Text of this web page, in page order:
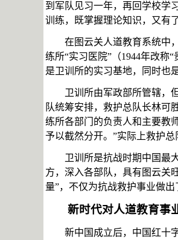
到军队见习一年，再回学校学
训练，既掌握理论知识，又有
在图云关人道教育系统中
练所“实习医院”（1944年改称“
是卫训所的实习基地，同时也
卫训所由军政部所管辖，
队统筹安排，救护总队长林可
练所各部门的负责人和主要教
予以截然分开。”实际上救护总
卫训所是抗战时期中国最
方，深入各部队，具有图云关
量”，不仅为抗战救护事业做
新时代对人道教育事
新中国成立后，中国红十